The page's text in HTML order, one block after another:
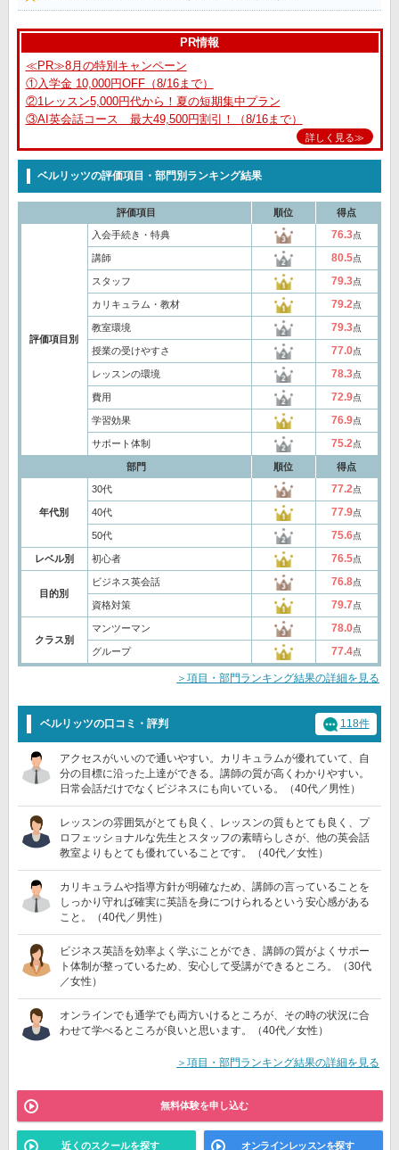
PR情報
≪PR≫8月の特別キャンペーン
①入学金 10,000円OFF（8/16まで）
②1レッスン5,000円代から！夏の短期集中プラン
③AI英会話コース 最大49,500円割引！（8/16まで）
詳しく見る≫
ベルリッツの評価項目・部門別ランキング結果
評価項目 順位 得点
評価項目別
入会手続き・特典 76.3点
講師 80.5点
スタッフ 79.3点
カリキュラム・教材 79.2点
教室環境 79.3点
授業の受けやすさ 77.0点
レッスンの環境 78.3点
費用 72.9点
学習効果 76.9点
サポート体制 75.2点
部門 順位 得点
年代別
30代 77.2点
40代 77.9点
50代 75.6点
レベル別 初心者 76.5点
目的別
ビジネス英会話 76.8点
資格対策 79.7点
クラス別
マンツーマン 78.0点
グループ 77.4点
＞項目・部門ランキング結果の詳細を見る
ベルリッツの口コミ・評判 118件
アクセスがいいので通いやすい。カリキュラムが優れていて、自
分の目標に沿った上達ができる。講師の質が高くわかりやすい。
日常会話だけでなくビジネスにも向いている。（40代／男性）
レッスンの雰囲気がとても良く、レッスンの質もとても良く、プ
ロフェッショナルな先生とスタッフの素晴らしさが、他の英会話
教室よりもとても優れていることです。（40代／女性）
カリキュラムや指導方針が明確なため、講師の言っていることを
しっかり守れば確実に英語を身につけられるという安心感がある
こと。（40代／男性）
ビジネス英語を効率よく学ぶことができ、講師の質がよくサポー
ト体制が整っているため、安心して受講ができるところ。（30代
／女性）
オンラインでも通学でも両方いけるところが、その時の状況に合
わせて学べるところが良いと思います。（40代／女性）
＞項目・部門ランキング結果の詳細を見る
無料体験を申し込む
近くのスクールを探す オンラインレッスンを探す